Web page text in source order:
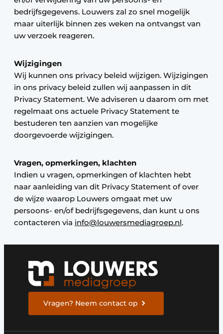
bedrijfsgegevens. Louwers zal zo snel mogelijk
maar uiterlijk binnen zes weken na ontvangst van
uw verzoek reageren.
Wijzigingen
Wij kunnen ons privacy beleid wijzigen. Wijzigingen
in ons privacy beleid zullen wij aanpassen in dit
Privacy Statement. We adviseren u daarom om met
regelmaat ons actuele Privacy Statement te
bestuderen ten aanzien van mogelijke
doorgevoerde wijzigingen.
Vragen, opmerkingen, klachten
Indien u vragen, opmerkingen of klachten hebt
naar aanleiding van dit Privacy Statement of over
de wijze waarop Louwers omgaat met uw
persoons- en/of bedrijfsgegevens, dan kunt u ons
contacteren via info@louwersmediagroep.nl.
Vragen? Neem contact op